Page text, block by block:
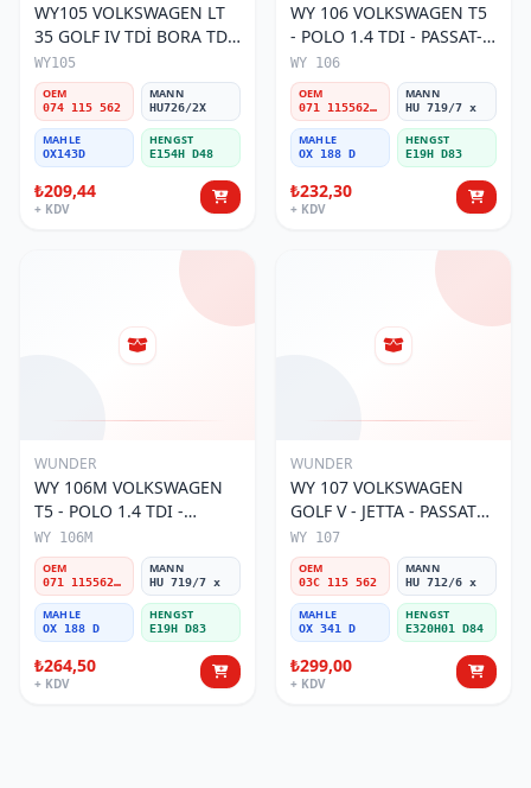
WY105 VOLKSWAGEN LT
35 GOLF IV TDİ BORA TDİ
074 115 562 Yağ Filtresi
WY105
OEM
074 115 562
MANN
HU726/2X
MAHLE
OX143D
HENGST
E154H D48
₺209,44
+ KDV
WY 106 VOLKSWAGEN T5
- POLO 1.4 TDI - PASSAT-
JETTA 03-11 071 115562 A
Yağ Filtresi
WY 106
OEM
071 115562 A
MANN
HU 719/7 x
MAHLE
OX 188 D
HENGST
E19H D83
₺232,30
+ KDV
WUNDER
WY 106M VOLKSWAGEN
T5 - POLO 1.4 TDI -
PASSAT- JETTA 071 115562
A Yağ Filtresi
WY 106M
OEM
071 115562 A
MANN
HU 719/7 x
MAHLE
OX 188 D
HENGST
E19H D83
₺264,50
+ KDV
WUNDER
WY 107 VOLKSWAGEN
GOLF V - JETTA - PASSAT
1.6 FSI BENZİNLİ 03C 115
562 Yağ Filtresi
WY 107
OEM
03C 115 562
MANN
HU 712/6 x
MAHLE
OX 341 D
HENGST
E320H01 D84
₺299,00
+ KDV